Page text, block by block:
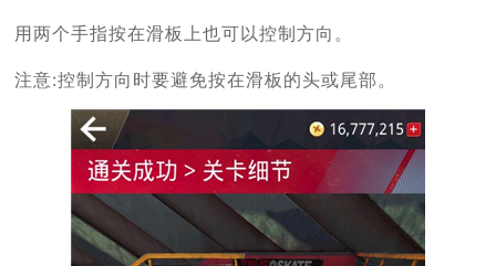
用两个手指按在滑板上也可以控制方向。
注意:控制方向时要避免按在滑板的头或尾部。